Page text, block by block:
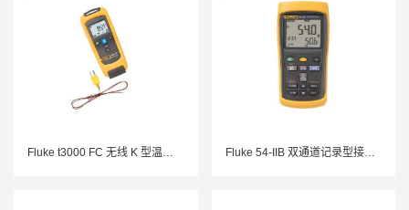
Fluke t3000 FC 无线 K 型温度模块 Fluke 54-IIB 双通道记录型接触式温度表